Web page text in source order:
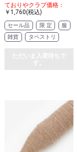
ておりやクラブ価格：
￥1,760(税込)
セール品 限 定
服
雑貨
タペストリ